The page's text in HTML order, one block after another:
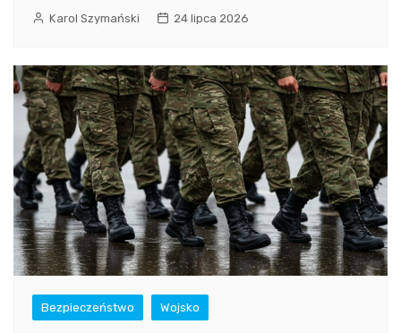
Karol Szymański 24 lipca 2026
Bezpieczeństwo Wojsko